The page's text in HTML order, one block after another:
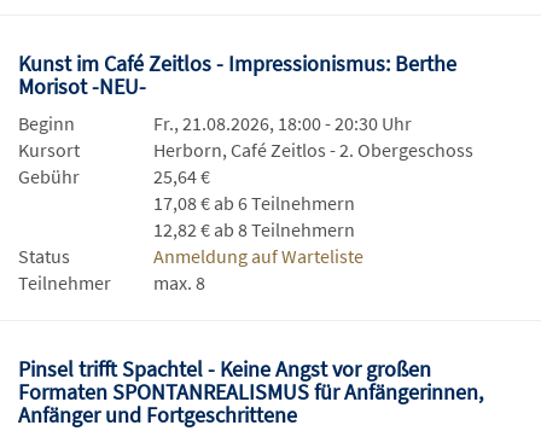
Kunst im Café Zeitlos - Impressionismus: Berthe
Morisot -NEU-
Beginn
Fr., 21.08.2026, 18:00 - 20:30 Uhr
Kursort
Herborn, Café Zeitlos - 2. Obergeschoss
Gebühr
25,64 €
17,08 € ab 6 Teilnehmern
12,82 € ab 8 Teilnehmern
Status
Anmeldung auf Warteliste
Teilnehmer
max. 8
Pinsel trifft Spachtel - Keine Angst vor großen
Formaten SPONTANREALISMUS für Anfängerinnen,
Anfänger und Fortgeschrittene